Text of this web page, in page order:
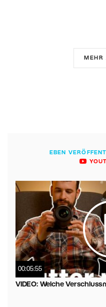
MEHR
EBEN
00:05:55
VIDEO: Welche